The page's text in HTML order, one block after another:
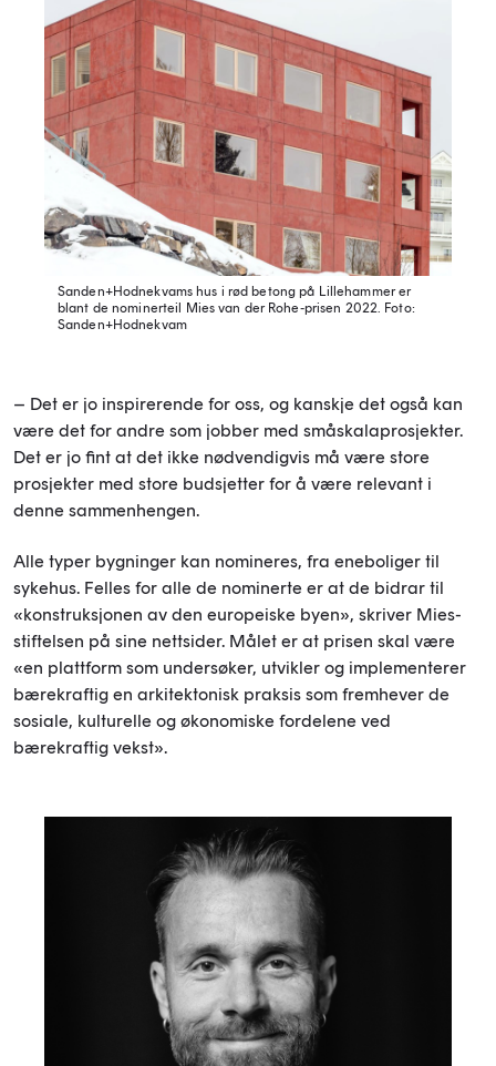
Sanden+Hodnekvams hus i rød betong på Lillehammer er
blant de nominerteil Mies van der Rohe-prisen 2022. Foto:
Sanden+Hodnekvam
– Det er jo inspirerende for oss, og kanskje det også kan
være det for andre som jobber med småskalaprosjekter.
Det er jo fint at det ikke nødvendigvis må være store
prosjekter med store budsjetter for å være relevant i
denne sammenhengen.
Alle typer bygninger kan nomineres, fra eneboliger til
sykehus. Felles for alle de nominerte er at de bidrar til
«konstruksjonen av den europeiske byen», skriver Mies-
stiftelsen på sine nettsider. Målet er at prisen skal være
«en plattform som undersøker, utvikler og implementerer
bærekraftig en arkitektonisk praksis som fremhever de
sosiale, kulturelle og økonomiske fordelene ved
bærekraftig vekst».